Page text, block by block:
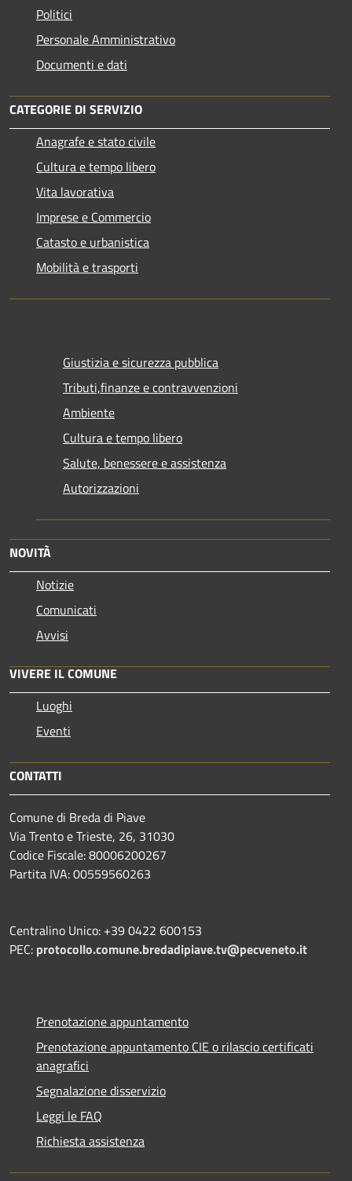
Politici
Personale Amministrativo
Documenti e dati
CATEGORIE DI SERVIZIO
Anagrafe e stato civile
Cultura e tempo libero
Vita lavorativa
Imprese e Commercio
Catasto e urbanistica
Mobilità e trasporti
Giustizia e sicurezza pubblica
Tributi,finanze e contravvenzioni
Ambiente
Cultura e tempo libero
Salute, benessere e assistenza
Autorizzazioni
NOVITÀ
Notizie
Comunicati
Avvisi
VIVERE IL COMUNE
Luoghi
Eventi
CONTATTI
Comune di Breda di Piave
Via Trento e Trieste, 26, 31030
Codice Fiscale: 80006200267
Partita IVA: 00559560263
Centralino Unico: +39 0422 600153
PEC: protocollo.comune.bredadipiave.tv@pecveneto.it
Prenotazione appuntamento
Prenotazione appuntamento CIE o rilascio certificati
anagrafici
Segnalazione disservizio
Leggi le FAQ
Richiesta assistenza